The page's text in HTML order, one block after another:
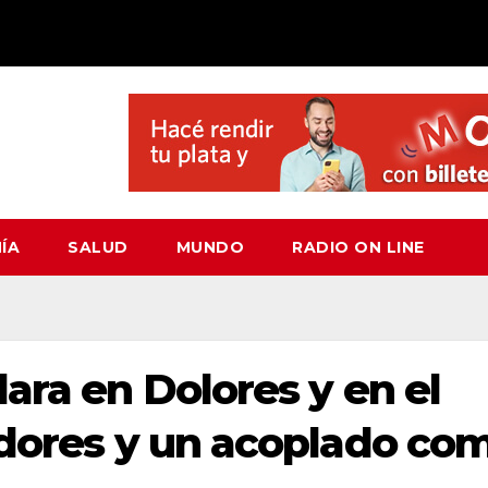
SALUD MUNDO RADIO ON LINE
en Dolores y en el
y un acoplado